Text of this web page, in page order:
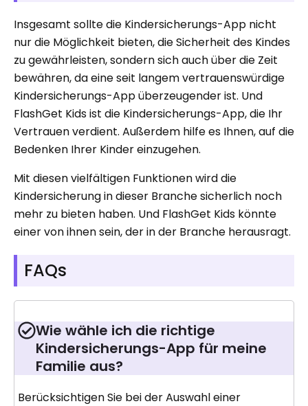
Insgesamt sollte die Kindersicherungs-App nicht
nur die Möglichkeit bieten, die Sicherheit des Kindes
zu gewährleisten, sondern sich auch über die Zeit
bewähren, da eine seit langem vertrauenswürdige
Kindersicherungs-App überzeugender ist. Und
FlashGet Kids ist die Kindersicherungs-App, die Ihr
Vertrauen verdient. Außerdem hilfe es Ihnen, auf die
Bedenken Ihrer Kinder einzugehen.
Mit diesen vielfältigen Funktionen wird die
Kindersicherung in dieser Branche sicherlich noch
mehr zu bieten haben. Und FlashGet Kids könnte
einer von ihnen sein, der in der Branche herausragt.
FAQs
Wie wähle ich die richtige
Kindersicherungs-App für meine
Familie aus?
Berücksichtigen Sie bei der Auswahl einer